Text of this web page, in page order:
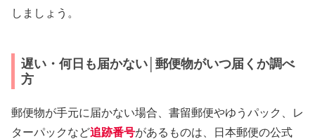
しましょう。
遅い・何日も届かない│郵便物がいつ届くか調べ
方
郵便物が手元に届かない場合、書留郵便やゆうパック、レ
ターパックなど追跡番号があるものは、日本郵便の公式